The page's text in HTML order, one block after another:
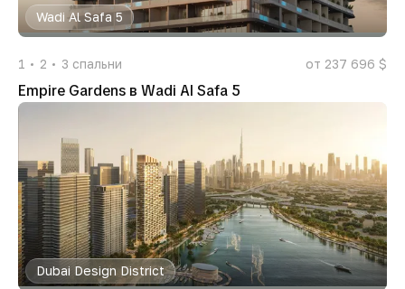
Wadi Al Safa 5
1 2 3 спальни от 237 696 $
Empire Gardens в Wadi Al Safa 5
Dubai Design District